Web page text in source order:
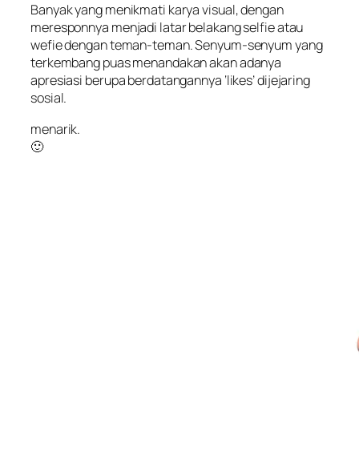
Banyak yang menikmati karya visual, dengan
meresponnya menjadi latar belakang selfie atau
wefie dengan teman-teman. Senyum-senyum yang
terkembang puas menandakan akan adanya
apresiasi berupa berdatangannya ‘likes’ dijejaring
sosial.
menarik.
🙂